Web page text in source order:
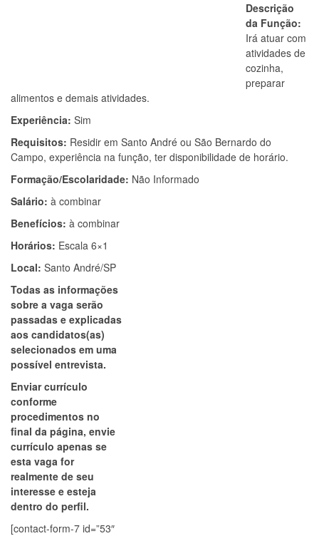
Descrição
da Função:
Irá atuar com
atividades de
cozinha,
preparar
alimentos e demais atividades.
Experiência: Sim
Requisitos: Residir em Santo André ou São Bernardo do
Campo, experiência na função, ter disponibilidade de horário.
Formação/Escolaridade: Não Informado
Salário: à combinar
Benefícios: à combinar
Horários: Escala 6×1
Local: Santo André/SP
Todas as informações
sobre a vaga serão
passadas e explicadas
aos candidatos(as)
selecionados em uma
possível entrevista.
Enviar currículo
conforme
procedimentos no
final da página, envie
currículo apenas se
esta vaga for
realmente de seu
interesse e esteja
dentro do perfil.
[contact-form-7 id=”53″